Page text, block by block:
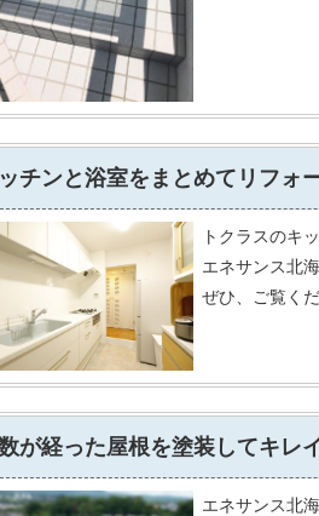
チンと浴室をまとめてリフォ
トクラスのキ
エネサンス北
ぜひ、ご覧く
が経った屋根を塗装してキレ
エネサンス北